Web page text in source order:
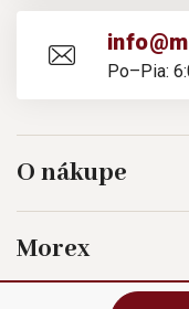
Po–Pia:
O nákupe
Morex